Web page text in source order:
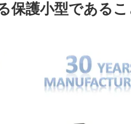
保護小型である